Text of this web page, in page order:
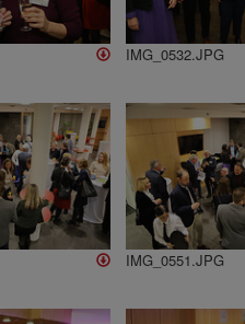
IMG_0532.JPG
IMG_0551.JPG